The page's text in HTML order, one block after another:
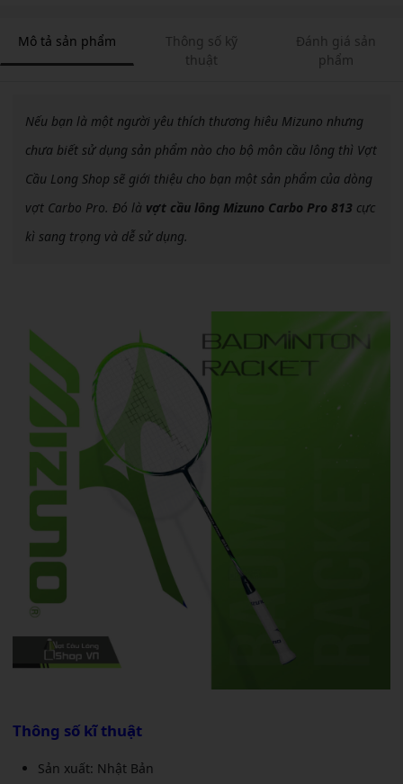
Mô tả sản phẩm
Thông số kỹ
thuật
Đánh giá sản
phẩm
Nếu bạn là một người yêu thích thương hiêu Mizuno nhưng
chưa biết sử dụng sản phẩm nào cho bộ môn cầu lông thì Vợt
Cầu Long Shop sẽ giới thiệu cho bạn một sản phẩm của dòng
vợt Carbo Pro. Đó là vợt cầu lông Mizuno Carbo Pro 813 cực
kì sang trọng và dễ sử dụng.
Thông số kĩ thuật
Sản xuất: Nhật Bản